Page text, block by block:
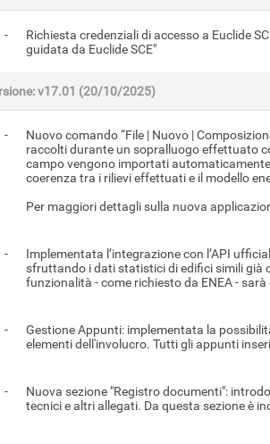
-
Richiesta credenziali di accesso a Euclide
guidata da Euclide SCE"
v17.01 (20/10/2025)
-
Nuovo comando “File | Nuovo |
raccolti durante un sopralluogo effettuato
campo vengono importati
coerenza tra i rilievi effettuati e il modello
Per maggiori dettagli sulla nuova
-
Implementata l’integrazione con l’API
sfruttando i dati statistici di edifici simili già
funzionalità - come richiesto da ENEA -
-
Gestione Appunti: implementata la
elementi dell'involucro. Tutti gli appunti
-
Nuova sezione "Registro documenti":
tecnici e altri allegati. Da questa sezione è